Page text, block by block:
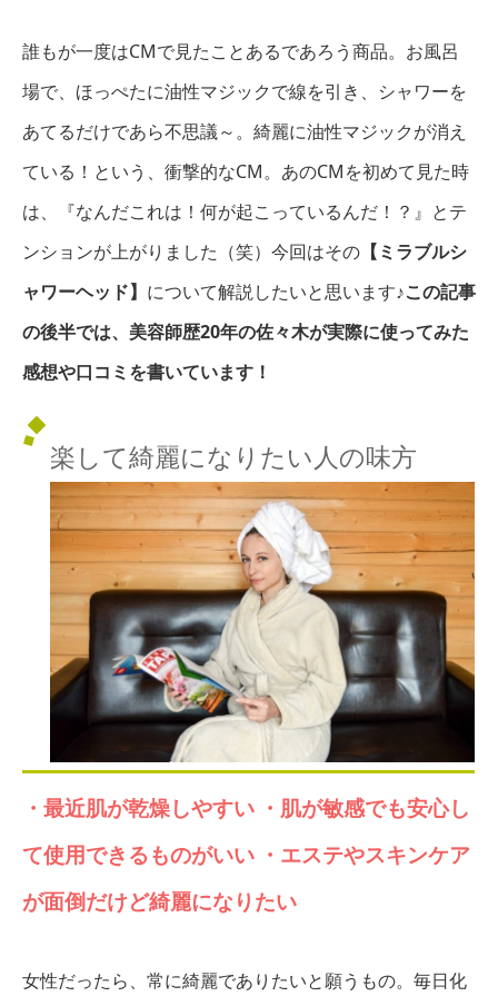
誰もが一度はCMで見たことあるであろう商品。お風呂
場で、ほっぺたに油性マジックで線を引き、シャワーを
あてるだけであら不思議～。綺麗に油性マジックが消え
ている！という、衝撃的なCM。あのCMを初めて見た時
は、『なんだこれは！何が起こっているんだ！？』とテ
ンションが上がりました（笑）今回はその 【ミラブルシ
ャワーヘッド】 について解説したいと思います♪この記事
の後半では、美容師歴20年の佐々木が実際に使ってみた
感想や口コミを書いています！
楽して綺麗になりたい人の味方
・最近肌が乾燥しやすい ・肌が敏感でも安心し
て使用できるものがいい ・エステやスキンケア
が面倒だけど綺麗になりたい
女性だったら、常に綺麗でありたいと願うもの。毎日化